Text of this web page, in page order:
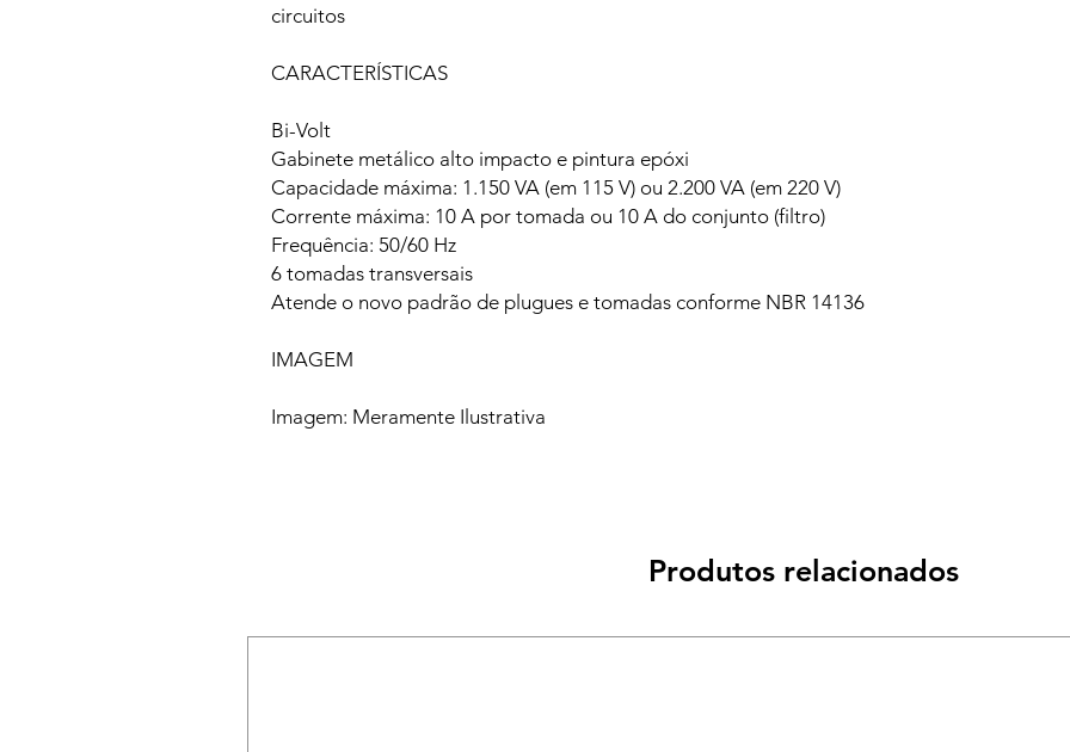
circuitos
CARACTERÍSTICAS
Bi-Volt
Gabinete metálico alto impacto e pintura epóxi
Capacidade máxima: 1.150 VA (em 115 V) ou 2.200 VA (em 220 V)
Corrente máxima: 10 A por tomada ou 10 A do conjunto (filtro)
Frequência: 50/60 Hz
6 tomadas transversais
Atende o novo padrão de plugues e tomadas conforme NBR 14136
IMAGEM
Imagem: Meramente Ilustrativa
Produtos relacionados